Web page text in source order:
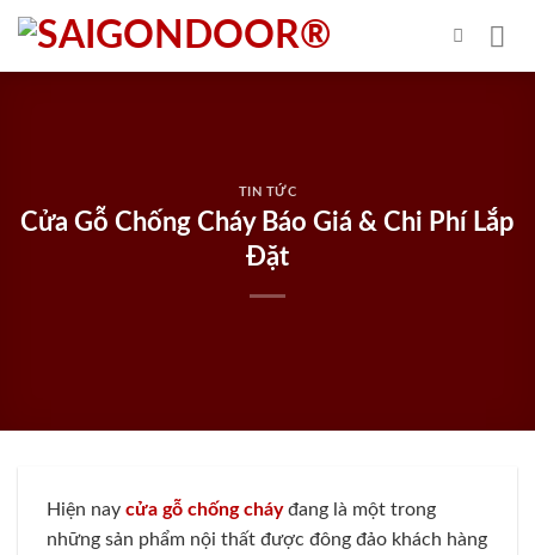
Skip
content
TIN TỨC
Cửa Gỗ Chống Cháy Báo Giá & Chi Phí Lắp
Đặt
Hiện nay cửa gỗ chống cháyđang là một trong
những sản phẩm nội thất được đông đảo khách hàng